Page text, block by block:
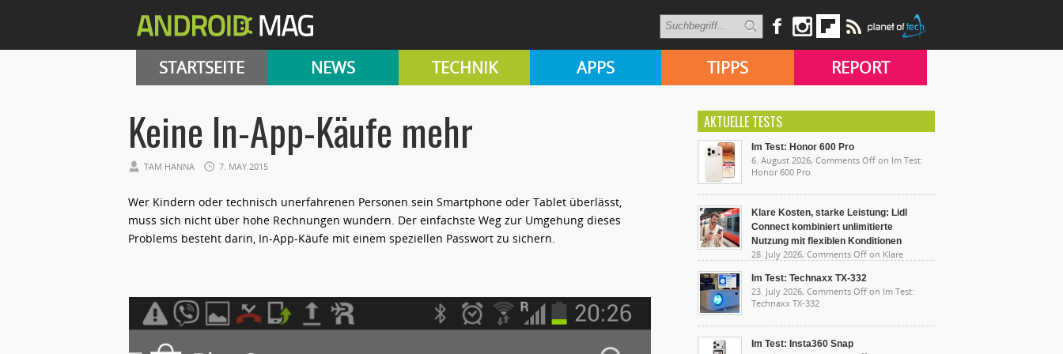
STARTSEITE NEWS TECHNIK APPS TIPPS REPORT
Keine In-App-Käufe mehr
TAM HANNA 7. MAY 2015
Wer Kindern oder technisch unerfahrenen Personen sein Smartphone oder Tablet überlässt,
muss sich nicht über hohe Rechnungen wundern. Der einfachste Weg zur Umgehung dieses
Problems besteht darin, In-App-Käufe mit einem speziellen Passwort zu sichern.
AKTUELLE TESTS
Im Test: Honor 600 Pro
6. August 2026, Comments Off on Im Test:
Honor 600 Pro
Klare Kosten, starke Leistung: Lidl
Connect kombiniert unlimitierte
Nutzung mit flexiblen Konditionen
28. July 2026, Comments Off on Klare
unlimitierte Nutzung mit flexiblen Konditionen
Im Test: Technaxx TX-332
23. July 2026, Comments Off on Im Test:
Technaxx TX-332
Im Test: Insta360 Snap